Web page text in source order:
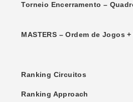
Torneio Encerramento –
MASTERS –Ordem de Jogos
Ranking Circuitos
Ranking Approach